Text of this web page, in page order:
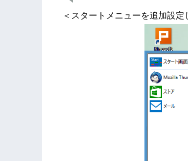
＜スタートメニューを追加設定